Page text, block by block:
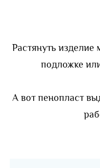
Растянуть
подложке
А вот пенопласт